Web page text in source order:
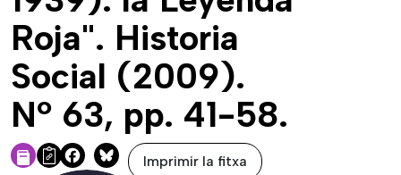
Roja". Historia
Social (2009).
Nº 63, pp. 41-58.
Facebook
Bluesky
Imprimir la fitxa